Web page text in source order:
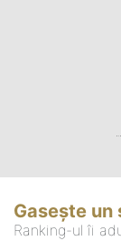
Gasește un
Ranking-ul îi